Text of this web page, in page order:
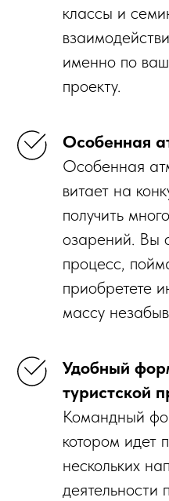
классы и
именно по
проекту.
Особенная
Особенная
витает на
получить
озарений. Вы
процесс,
приобретете
массу
Удобный
туристской
Командный
котором идет
нескольких
деятельности